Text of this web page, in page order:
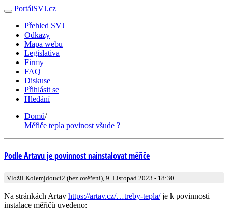
PortálSVJ.cz
Přehled SVJ
Odkazy
Mapa webu
Legislativa
Firmy
FAQ
Diskuse
Přihlásit se
Hledání
Domů/
Měřiče tepla povinost všude ?
Podle Artavu je povinnost nainstalovat měřiče
Vložil Kolemjdoucí2 (bez ověření), 9. Listopad 2023 - 18:30
Na stránkách Artav https://artav.cz/…treby-tepla/je k povinnosti
instalace měřičů uvedeno: